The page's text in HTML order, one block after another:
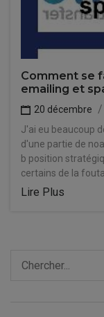
Comment se
emailing et
20 décembre
J'ai eu beaucoup
d'une partie de
b position
certains de la
Lire Plus